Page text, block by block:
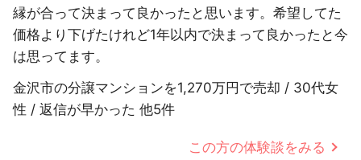
縁が合って決まって良かったと思います。希望してた
価格より下げたけれど1年以内で決まって良かったと今
は思ってます。
金沢市の分譲マンションを1,270万円で売却 / 30代女
性 / 返信が早かった 他5件
この方の体験談をみる